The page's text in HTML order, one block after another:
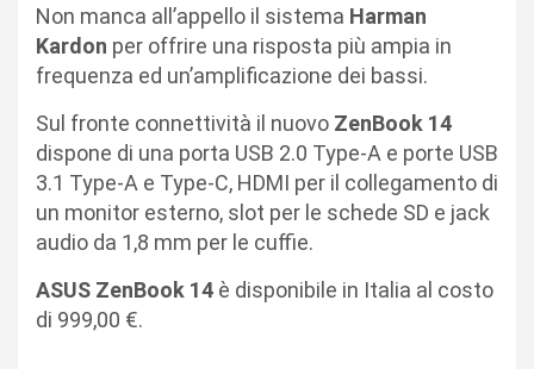
Non manca all’appello il sistema Harman
Kardon per offrire una risposta più ampia in
frequenza ed un’amplificazione dei bassi.
Sul fronte connettività il nuovo ZenBook 14
dispone di una porta USB 2.0 Type-A e porte USB
3.1 Type-A e Type-C, HDMI per il collegamento di
un monitor esterno, slot per le schede SD e jack
audio da 1,8 mm per le cuffie.
ASUS ZenBook 14 è disponibile in Italia al costo
di 999,00 €.